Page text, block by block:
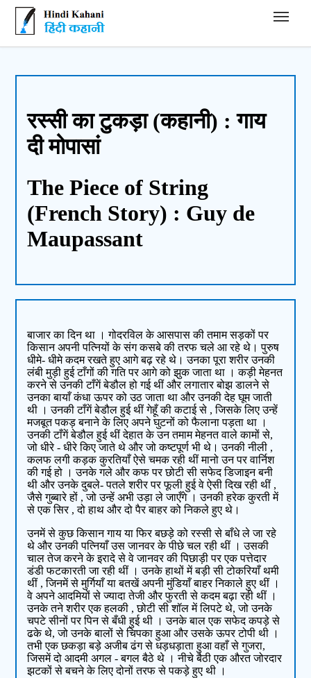
Hindi Kahani - हिंदी कहानी
रस्सी का टुकड़ा (कहानी) : गाय
दी मोपासां
The Piece of String
(French Story) : Guy de
Maupassant
बाजार का दिन था । गोदरविल के आसपास की तमाम सड़कों पर
किसान अपनी पत्नियों के संग कसबे की तरफ चले आ रहे थे। पुरुष
धीमे- धीमे कदम रखते हुए आगे बढ़ रहे थे। उनका पूरा शरीर उनकी
लंबी मुड़ी हुई टाँगों की गति पर आगे को झुक जाता था । कड़ी मेहनत
करने से उनकी टाँगें बेडौल हो गई थीं और लगातार बोझ डालने से
उनका बायाँ कंधा ऊपर को उठ जाता था और उनकी देह घूम जाती
थी । उनकी टाँगें बेडौल हुई थीं गेहूँ की कटाई से , जिसके लिए उन्हें
मजबूत पकड़ बनाने के लिए अपने घुटनों को फैलाना पड़ता था ।
उनकी टाँगें बेडौल हुई थीं देहात के उन तमाम मेहनत वाले कामों से,
जो धीरे - धीरे किए जाते थे और जो कष्टपूर्ण भी थे। उनकी नीली ,
कलफ लगी कड़क कुरतियाँ ऐसे चमक रही थीं मानो उन पर वार्निश
की गई हो । उनके गले और कफ पर छोटी सी सफेद डिजाइन बनी
थी और उनके दुबले- पतले शरीर पर फूली हुई वे ऐसी दिख रही थीं ,
जैसे गुब्बारे हों , जो उन्हें अभी उड़ा ले जाएँगे । उनकी हरेक कुरती में
से एक सिर , दो हाथ और दो पैर बाहर को निकले हुए थे।
उनमें से कुछ किसान गाय या फिर बछड़े को रस्सी से बाँधे ले जा रहे
थे और उनकी पत्नियाँ उस जानवर के पीछे चल रही थीं । उसकी
चाल तेज करने के इरादे से वे जानवर की पिछाड़ी पर एक पत्तेदार
डंडी फटकारती जा रही थीं । उनके हाथों में बड़ी सी टोकरियाँ थमी
थीं , जिनमें से मुर्गियाँ या बतखें अपनी मुंडियाँ बाहर निकाले हुए थीं ।
वे अपने आदमियों से ज्यादा तेजी और फुरती से कदम बढ़ा रही थीं ।
उनके तने शरीर एक हलकी , छोटी सी शॉल में लिपटे थे, जो उनके
चपटे सीनों पर पिन से बँधी हुई थी । उनके बाल एक सफेद कपड़े से
ढके थे, जो उनके बालों से चिपका हुआ और उसके ऊपर टोपी थी ।
तभी एक छकड़ा बड़े अजीब ढंग से धड़धड़ाता हुआ वहाँ से गुजरा,
जिसमें दो आदमी अगल - बगल बैठे थे । नीचे बैठी एक औरत जोरदार
झटकों से बचने के लिए दोनों तरफ से पकड़े हुए थी ।